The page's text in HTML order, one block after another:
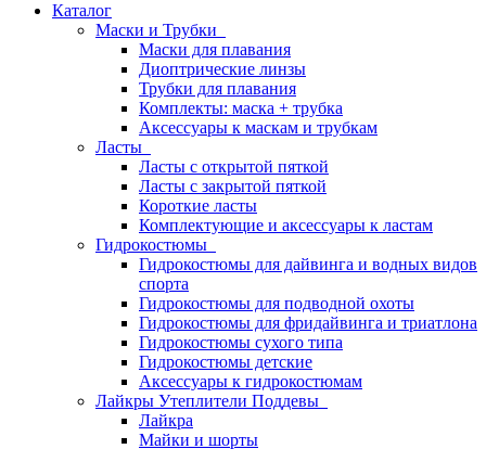
Каталог
Маски и Трубки
Маски для плавания
Диоптрические линзы
Трубки для плавания
Комплекты: маска + трубка
Аксессуары к маскам и трубкам
Ласты
Ласты с открытой пяткой
Ласты с закрытой пяткой
Короткие ласты
Комплектующие и аксессуары к ластам
Гидрокостюмы
Гидрокостюмы для дайвинга и водных видов
спорта
Гидрокостюмы для подводной охоты
Гидрокостюмы для фридайвинга и триатлона
Гидрокостюмы сухого типа
Гидрокостюмы детские
Аксессуары к гидрокостюмам
Лайкры Утеплители Поддевы
Лайкра
Майки и шорты